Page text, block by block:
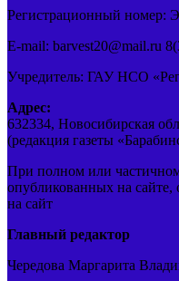
Регистрационный номер:
E-mail: barvest20@mail.ru
Учредитель: ГАУ НСО
Адрес:
632334, Новосибирская
(редакция газеты
При полном или
опубликованных на сайте,
на сайт
Главный редактор
Чередова Маргарита